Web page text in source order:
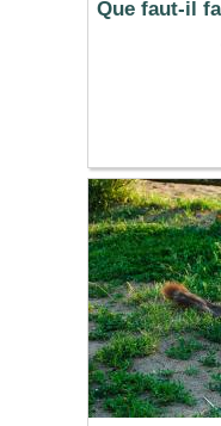
Que faut-il